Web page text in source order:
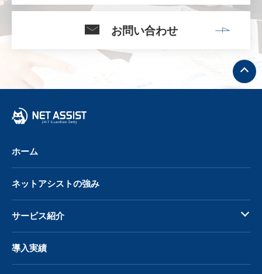
お問い合わせ
ト
ッ
プ
へ
ホーム
ネットアシストの強み
サービス紹介
導入実績